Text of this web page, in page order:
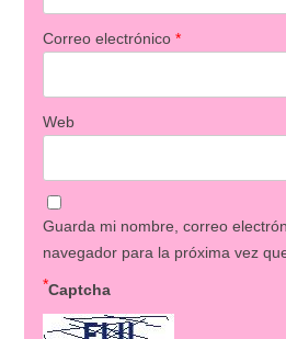
Correo electrónico *
Web
Guarda mi nombre, correo
navegador para la próxima vez
Captcha
*